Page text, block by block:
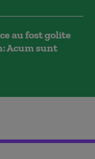
au fost golite
Acum sunt